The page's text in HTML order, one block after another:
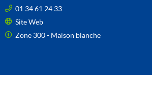
01 34 61 24 33
Site Web
Zone 300 - Maison blanche